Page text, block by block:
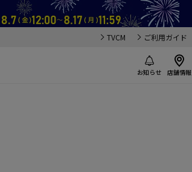
TVCM ご利用ガイド
お知らせ 店舗情報